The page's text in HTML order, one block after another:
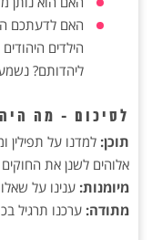
האם לדעתכם
הילדים
ליהדותם?
לסיכום - מה
תוכן: למדנו על תפילין
אלוהים לשנן את החוקים
מיומנות: ענינו על
מתודה: ערכנו תרגיל